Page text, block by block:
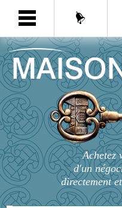
Achetez
d'un
directement